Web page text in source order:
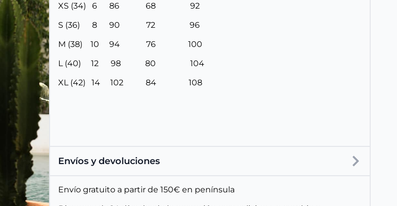
XS (34) 6 86 68 92
S (36) 8 90 72 96
M (38) 10 94 76 100
L (40) 12 98 80 104
XL (42) 14 102 84 108
Envíos y devoluciones
Envío gratuito a partir de 150€ en península